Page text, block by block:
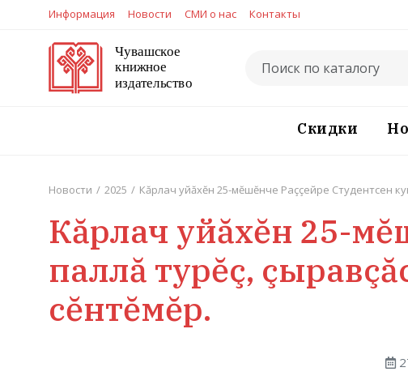
Информация Новости СМИ о нас Контакты
Скидки
Новости / 2025 / Кăрлач уйăхĕн 25-мĕшĕнче Раççейре Студентсен
Кăрлач уйăхĕн 25-
паллă турĕç,
сĕнтĕмĕр.